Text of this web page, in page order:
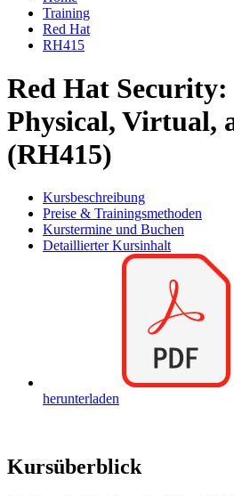
Training
Red Hat
RH415
Red Hat
Physical, Virtual,
(RH415)
Kursbeschreibung
Preise & Trainingsmethoden
Kurstermine und Buchen
Detaillierter Kursinhalt
herunterladen
Kursüberblick